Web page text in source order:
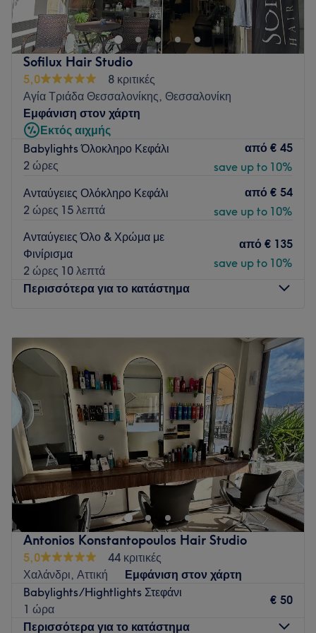
ομορφιάς
Go to venue
Sofilux Hair Studio
5,0
8 κριτικές
Αγία Τριάδα Θεσσαλονίκης, Θεσσαλονίκη
Εμφάνιση στον χάρτη
Εκτός αιχμής
Babylights Όλοκληρο Κεφάλι
2 ώρες
από € 45
save up to 10%
Ανταύγειες Ολόκληρο Κεφάλι
2 ώρες 15 λεπτά
από € 54
save up to 10%
Ανταύγειες Όλο & Χρώμα με
Φινίρισμα
2 ώρες 10 λεπτά
από € 135
save up to 10%
Περισσότερα για το κατάστημα
Τρίτη
–20:00
Τετάρτη
10:00–
15:00
Πέμπτη
10:00
20:00
Παρασκευή
10:00 –
20:00
Σάββατο
10:00 –
15:00
Κυριακή
Κλειστό
Στο Sofilux Hair Studio δεν έρχεσαι απλώς για τα μαλλιά
σου έρχεσαι για να νιώσεις άνετα. Η ατμόσφαιρά μας θυμίζει
περισσότερο παρέα και οικογένεια παρά ένα τυπικό
κομμωτήριο. Με χαμόγελο, φιλική διάθεση και αληθινό
ενδιαφέρον, θέλουμε κάθε πελάτισσα να νιώθει σαν στο
σπίτι της. Παράλληλα, δίνουμε μεγάλη σημασία στην
ποιότητα των μαλλιών και στο αποτέλεσμα. Από φυσικές
βαφές μέχρι θεραπείες και styling, στόχος μας είναι να
φεύγεις πιο όμορφη αλλά και πιο χαρούμενη από όταν
ήρθες.
Antonios Konstantopoulos Hair Studio
5,0
44 κριτικές
Χαλάνδρι, Αττική
Εμφάνιση στον χάρτη
Babylights/Hightlights Στεφάνι
1 ώρα
€ 50
Περισσότερα για το κατάστημα